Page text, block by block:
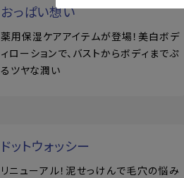
おっぱい想い
薬用保湿ケアアイテムが登場！美白ボデ
ィローションで、バストからボディまでぷ
るツヤな潤い
ドットウォッシー
リニューアル！泥せっけんで毛穴の悩み